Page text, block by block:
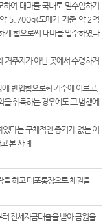
여 대마를 국내로 밀수입하기
5,700g(도매가 기준 약 2억
게 함으로써 대마를 밀수하였다
거주지가 아닌 곳에서 수령하거
반입함으로써 기수에 이르고,
취득하는 경우에도 그 범행에
다는 구체적인 증거가 없는 이
본 사례
을 하고 대포통장으로 채권을
전세자금대출을 받아 금원을